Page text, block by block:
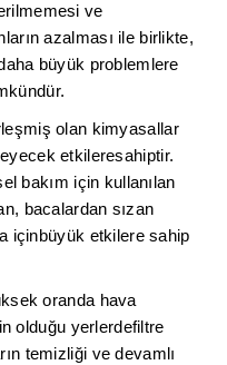
ve
azalması ile birlikte,
büyük problemlere
olan kimyasallar
etkileresahiptir.
bakım için kullanılan
bacalardan sızan
içinbüyük etkilere sahip
oranda hava
olduğu yerlerdefiltre
temizliği ve devamlı